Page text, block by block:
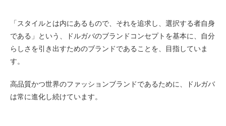
「スタイルとは内にあるもので、それを追求し、選択する者自身
である」という、ドルガバのブランドコンセプトを基本に、自分
らしさを引き出すためのブランドであることを、目指していま
す。
高品質かつ世界のファッションブランドであるために、ドルガバ
は常に進化し続けています。